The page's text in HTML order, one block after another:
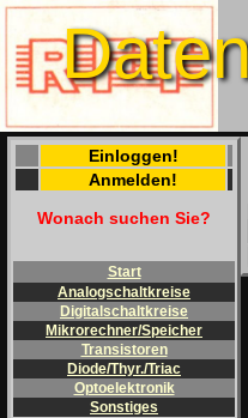
Einloggen!
Anmelden!
Wonach suchen Sie?
Start
Analogschaltkreise
Digitalschaltkreise
Mikrorechner/Speicher
Transistoren
Diode/Thyr./Triac
Optoelektronik
Sonstiges